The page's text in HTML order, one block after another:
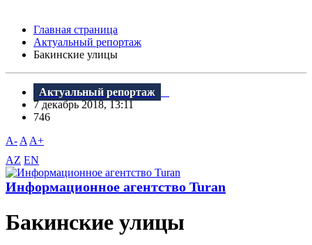
Главная страница
Актуальный репортаж
Бакинские улицы
Актуальный репортаж
7 декабрь 2018, 13:11
746
A- A A+
AZ EN
Информационное агентство Turan
Бакинские улицы